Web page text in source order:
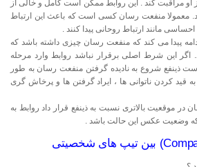
او مراقبت کند . این روابط ممکن است کامل و خالی از
منفعت رسان کسی است که باعث این ارتباط
مانند ارتباط روحانی پیدا کنند .
پیدا می کند که منفعت رسان چیزی داشته باشد که
اگر این شرط اصلی برقرار نباشد روابط وارد مرحله
ذینفع شروع به نادیده گرفتن منفعت رسان به طور
قید کردن ناتوانی ها ، ایراد گرفتن ها و پرخاش گری
در موقعیت بالاتری نسبت به ذینفع قرار داد روابط به
وضعیت عکس این حالت باشد .